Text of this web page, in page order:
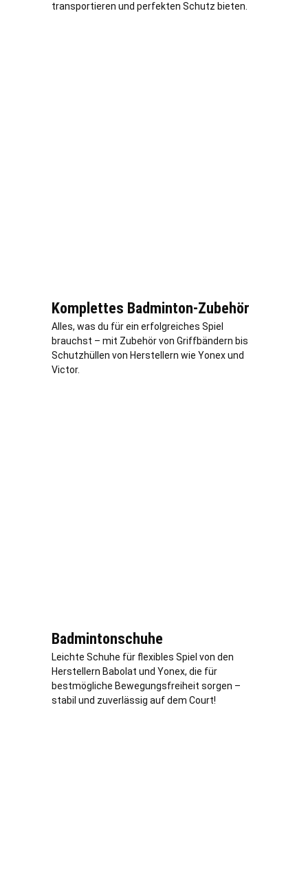
transportieren und perfekten Schutz bieten.
Komplettes Badminton-Zubehör
Alles, was du für ein erfolgreiches Spiel
brauchst – mit Zubehör von Griffbändern bis
Schutzhüllen von Herstellern wie Yonex und
Victor.
Badmintonschuhe
Leichte Schuhe für flexibles Spiel von den
Herstellern Babolat und Yonex, die für
bestmögliche Bewegungsfreiheit sorgen –
stabil und zuverlässig auf dem Court!